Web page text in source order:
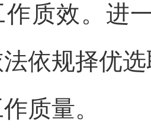
作质效。进
依规择优
质量。